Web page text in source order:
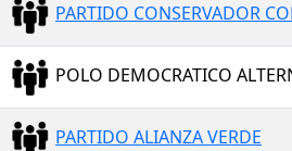
PARTIDO CONSERVADOR
POLO DEMOCRATICO
PARTIDO ALIANZA VERDE